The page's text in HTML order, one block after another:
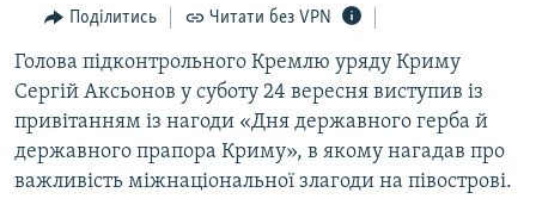
Перейти
пошуку
ПОГЛЯД
ІНТЕРВ'Ю
ВСЕ ЗА ДЕНЬ
СПЕЦПРОЕКТИ
ДЕПОРТАЦІЯ
ЯК ОБІЙТИ БЛОКУВАННЯ
Поділитись Читати без VPN
Голова підконтрольного Кремлю уряду Криму
Сергій Аксьонов у суботу 24 вересня виступив із
привітанням із нагоди «Дня державного герба й
державного прапора Криму», в якому нагадав про
важливість міжнаціональної злагоди на півострові.